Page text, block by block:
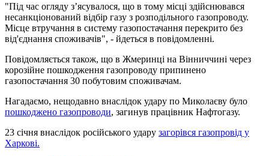
"Під час огляду з’ясувалося, що в тому місці здійснювався
несанкціонований відбір газу з розподільного газопроводу.
Місце втручання в систему газопостачання перекрито без
від'єднання споживачів", - йдеться в повідомленні.
Повідомляється також, що в Жмеринці на Вінниччині через
корозійне пошкодження газопроводу припинено
газопостачання 30 побутовим споживачам.
Нагадаємо, нещодавно внаслідок удару по Миколаєву було
пошкоджено газопроводи, загинув працівник Нафтогазу.
23 січня внаслідок російського удару загорівся газопровід у
Харкові.